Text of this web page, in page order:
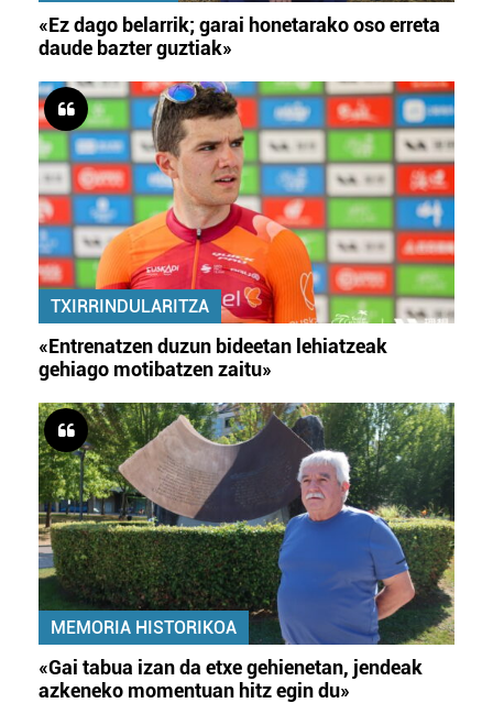
«Ez dago belarrik; garai honetarako oso erreta
daude bazter guztiak»
TXIRRINDULARITZA
«Entrenatzen duzun bideetan lehiatzeak
gehiago motibatzen zaitu»
MEMORIA HISTORIKOA
«Gai tabua izan da etxe gehienetan, jendeak
azkeneko momentuan hitz egin du»